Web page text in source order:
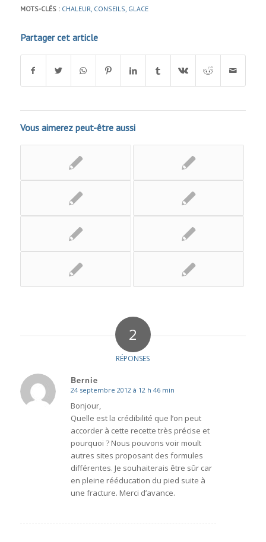
MOTS-CLÉS : CHALEUR CONSEILS GLACE
Partager cet article
Vous aimerez peut-être aussi
2
RÉPONSES
Bernie
dit
:
24 septembre 2012 à 12 h 46 min
Bonjour,
Quelle est la crédibilité que l’on peut
accorder à cette recette très précise et
pourquoi ? Nous pouvons voir moult
autres sites proposant des formules
différentes. Je souhaiterais être sûr car
en pleine rééducation du pied suite à
une fracture. Merci d’avance.